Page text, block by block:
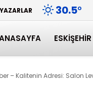
YAZARLAR 30.5°
ESKIŞEHIR
– Kalitenin Adresi: Salon